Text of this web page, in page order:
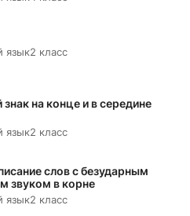
язык2 класс
знак на конце и в середине
язык2 класс
слов с безударным
звуком в корне
язык2 класс